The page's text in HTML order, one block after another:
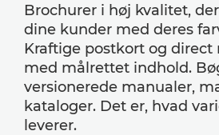
Brochurer i høj kvalitet,
dine kunder med deres
Kraftige postkort og
med målrettet indhold.
versionerede manualer,
kataloger. Det er, hvad
leverer.